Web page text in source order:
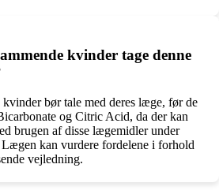
kvinder tage denne
bør tale med deres læge, før de
og Citric Acid, da der kan
brugen af disse lægemidler under
kan vurdere fordelene i forhold
vejledning.